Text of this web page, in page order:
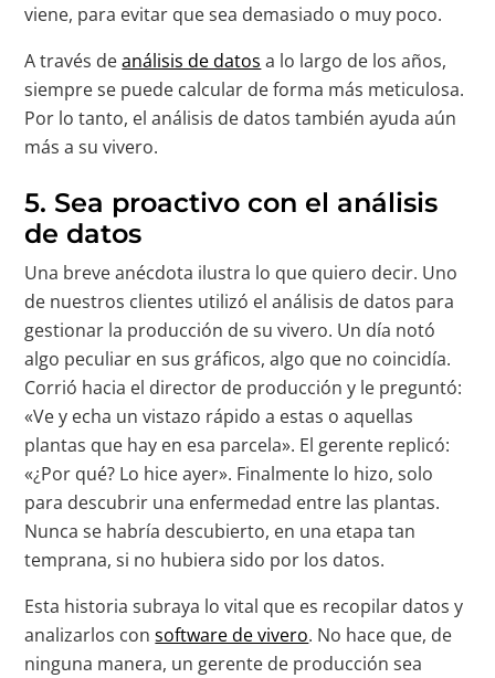
viene, para evitar que sea demasiado o muy poco.
A través deanálisis de datos a lo largo de los años,
siempre se puede calcular de forma más meticulosa.
Por lo tanto, el análisis de datos también ayuda aún
más a su vivero.
5. Sea proactivo con el análisis
de datos
Una breve anécdota ilustra lo que quiero decir. Uno
de nuestros clientes utilizó el análisis de datos para
gestionar la producción de su vivero. Un día notó
algo peculiar en sus gráficos, algo que no coincidía.
Corrió hacia el director de producción y le preguntó:
«Ve y echa un vistazo rápido a estas o aquellas
plantas que hay en esa parcela». El gerente replicó:
«¿Por qué? Lo hice ayer». Finalmente lo hizo, solo
para descubrir una enfermedad entre las plantas.
Nunca se habría descubierto, en una etapa tan
temprana, si no hubiera sido por los datos.
Esta historia subraya lo vital que es recopilar datos y
analizarlos consoftware de vivero. No hace que, de
ninguna manera, un gerente de producción sea